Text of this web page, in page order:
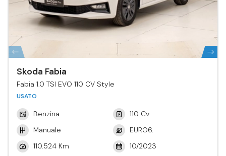
Skoda Fabia
Fabia 1.0 TSI EVO 110 CV Style
USATO
Benzina
110 Cv
Manuale
EURO6.
110.524 Km
10/2023